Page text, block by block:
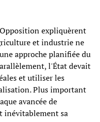
expliquèrent
et industrie ne
approche planifiée du
l'État devait
et utiliser les
Plus important
avancée de
inévitablement sa